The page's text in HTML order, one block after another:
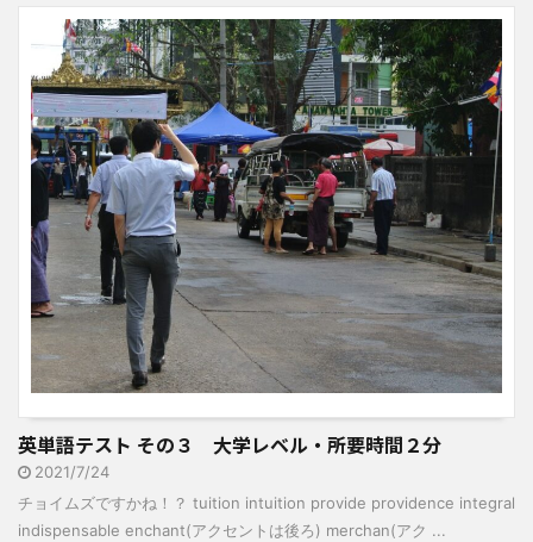
英単語テスト その３ 大学レベル・所要時間２分
2021/7/24
チョイムズですかね！？ tuition intuition provide providence integral
indispensable enchant(アクセントは後ろ) merchan(アク ...